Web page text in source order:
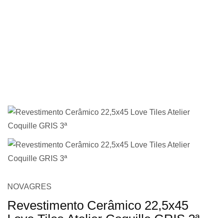
para
o
NOVAGRES
Revestimento Cerâmico 22,5x45